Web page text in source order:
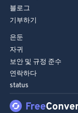
블로그
기부하기
은둔
자귀
보안 및 규정 준수
연락하다
status